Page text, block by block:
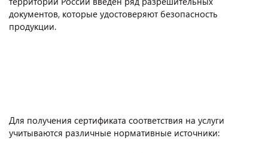
документов, которые удостоверяют безопасность
продукции.
Для получения сертификата соответствия на услуги
учитываются различные нормативные источники: